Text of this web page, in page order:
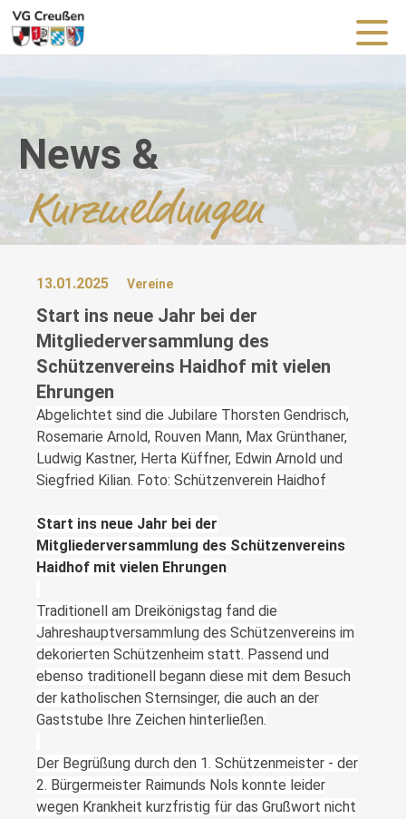
News &
Kurzmeldungen
13.01.2025 Vereine
Start ins neue Jahr bei der
Mitgliederversammlung des
Schützenvereins Haidhof mit vielen
Ehrungen
Abgelichtet sind die Jubilare Thorsten Gendrisch,
Rosemarie Arnold, Rouven Mann, Max Grünthaner,
Ludwig Kastner, Herta Küffner, Edwin Arnold und
Siegfried Kilian. Foto: Schützenverein Haidhof
Start ins neue Jahr bei der
Mitgliederversammlung des Schützenvereins
Haidhof mit vielen Ehrungen
Traditionell am Dreikönigstag fand die
Jahreshauptversammlung des Schützenvereins im
dekorierten Schützenheim statt. Passend und
ebenso traditionell begann diese mit dem Besuch
der katholischen Sternsinger, die auch an der
Gaststube Ihre Zeichen hinterließen.
Der Begrüßung durch den 1. Schützenmeister - der
2. Bürgermeister Raimunds Nols konnte leider
wegen Krankheit kurzfristig für das Grußwort nicht